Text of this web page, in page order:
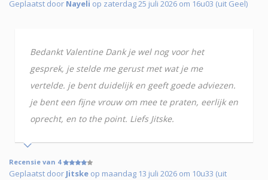
Geplaatst door Nayeli op zaterdag 25 juli 2026 om 16u03 (uit Geel)
Bedankt Valentine Dank je wel nog voor het
gesprek, je stelde me gerust met wat je me
vertelde. je bent duidelijk en geeft goede adviezen.
je bent een fijne vrouw om mee te praten, eerlijk en
oprecht, en to the point. Liefs Jitske.
Recensie van 4
Geplaatst door Jitske op maandag 13 juli 2026 om 10u33 (uit